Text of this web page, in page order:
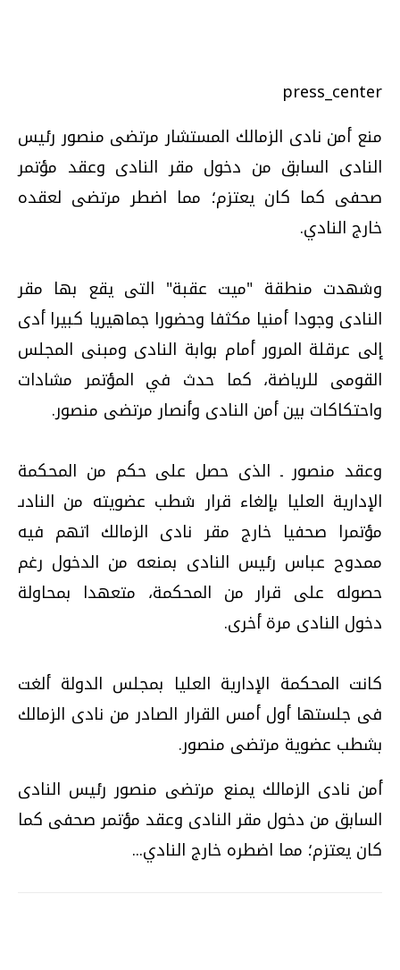
press_center
منع أمن نادى الزمالك المستشار مرتضى منصور رئيس
النادى السابق من دخول مقر النادى وعقد مؤتمر
صحفى كما كان يعتزم؛ مما اضطر مرتضى لعقده
خارج النادي.
وشهدت منطقة "ميت عقبة" التى يقع بها مقر
النادى وجودا أمنيا مكثفا وحضورا جماهيريا كبيرا أدى
إلى عرقلة المرور أمام بوابة النادى ومبنى المجلس
القومى للرياضة، كما حدث في المؤتمر مشادات
واحتكاكات بين أمن النادى وأنصار مرتضى منصور.
وعقد منصور ـ الذى حصل على حكم من المحكمة
الإدارية العليا بإلغاء قرار شطب عضويته من النادىـ
مؤتمرا صحفيا خارج مقر نادى الزمالك اتهم فيه
ممدوح عباس رئيس النادى بمنعه من الدخول رغم
حصوله على قرار من المحكمة، متعهدا بمحاولة
دخول النادى مرة أخرى.
كانت المحكمة الإدارية العليا بمجلس الدولة ألغت
فى جلستها أول أمس القرار الصادر من نادى الزمالك
بشطب عضوية مرتضى منصور.
أمن نادى الزمالك يمنع مرتضى منصور رئيس النادى
السابق من دخول مقر النادى وعقد مؤتمر صحفى كما
كان يعتزم؛ مما اضطره خارج النادي...